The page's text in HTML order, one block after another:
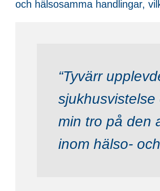
och hälsosamma handlingar,
“Tyvärr
min tro på den
inom hälso-